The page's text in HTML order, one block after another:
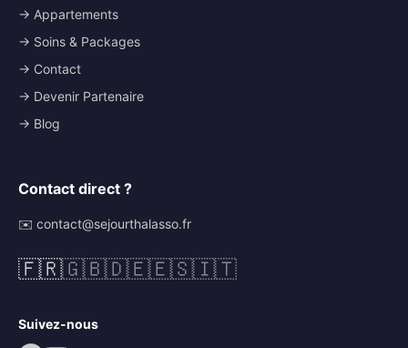
→ Appartements
→ Soins & Packages
→ Contact
→ Devenir Partenaire
→ Blog
Contact direct ?
✉️ contact@sejourthalasso.fr
🇫🇷🇬🇧🇩🇪🇪🇸🇮🇹
Suivez-nous